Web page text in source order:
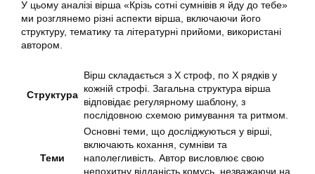
У цьому аналізі вірша «Крізь сотні сумнівів я йду до тебе»
ми розглянемо різні аспекти вірша, включаючи його
структуру, тематику та літературні прийоми, використані
автором.
Структура
Вірш складається з Х строф, по Х рядків у
кожній строфі. Загальна структура вірша
відповідає регулярному шаблону, з
послідовною схемою римування та ритмом.
Теми
Основні теми, що досліджуються у вірші,
включають кохання, сумніви та
наполегливість. Автор висловлює свою
непохитну відданість комусь, незважаючи на